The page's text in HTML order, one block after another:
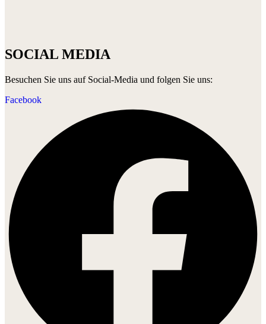
SOCIAL MEDIA
Besuchen Sie uns auf Social-Media und folgen Sie uns:
Facebook